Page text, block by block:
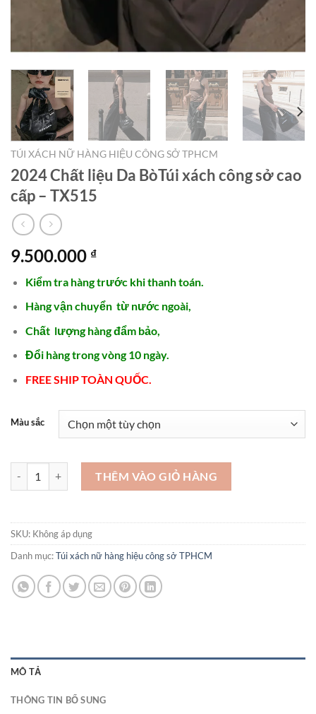
TÚI XÁCH NỮ HÀNG HIỆU CÔNG SỞ TPHCM
2024 Chất liệu Da BòTúi xách công sở cao
cấp – TX515
9.500.000 ₫
Kiểm tra hàng trước khi thanh toán.
Hàng vận chuyển từ nước ngoài,
Chất lượng hàng đẩm bảo,
Đổi hàng trong vòng 10 ngày.
FREE SHIP TOÀN QUỐC.
Màu sắc
2024 Chất liệu Da BòTúi xách công sở cao cấp - TX515 số lượng
THÊM VÀO GIỎ HÀNG
SKU: Không áp dụng
Danh mục:Túi xách nữ hàng hiệu công sở TPHCM
MÔ TẢ
THÔNG TIN BỔ SUNG